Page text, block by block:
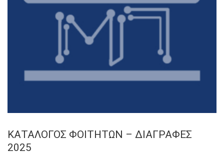
ΚΑΤΑΛΟΓΟΣ ΦΟΙΤΗΤΩΝ – ΔΙΑΓΡΑΦΕΣ
2025